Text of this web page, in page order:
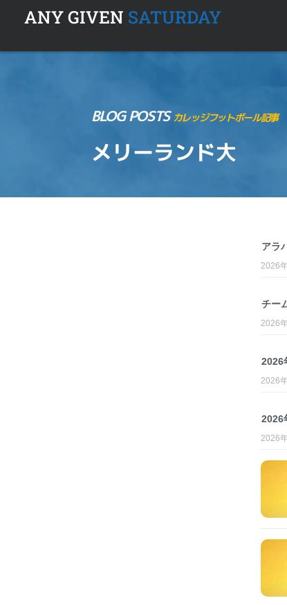
ANY GIVEN SATURDAY
BLOG POSTSカレッジフットボール記事
メリーランド大
アラ
2026
チー
2026
2026
2026
2026
2026